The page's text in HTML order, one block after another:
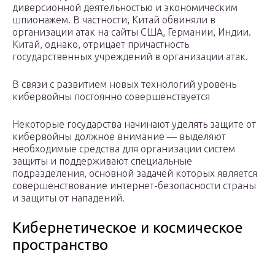
диверсионной деятельностью и экономическим
шпионажем. В частности, Китай обвиняли в
организации атак на сайты США, Германии, Индии.
Китай, однако, отрицает причастность
государственных учреждений в организации атак.
В связи с развитием новых технологий уровень
кибервойны постоянно совершенствуется
Некоторые государства начинают уделять защите от
кибервойны должное внимание — выделяют
необходимые средства для организации систем
защиты и поддерживают специальные
подразделения, основной задачей которых является
совершенствование интернет-безопасности страны
и защиты от нападений.
Кибернетическое и космическое
пространство